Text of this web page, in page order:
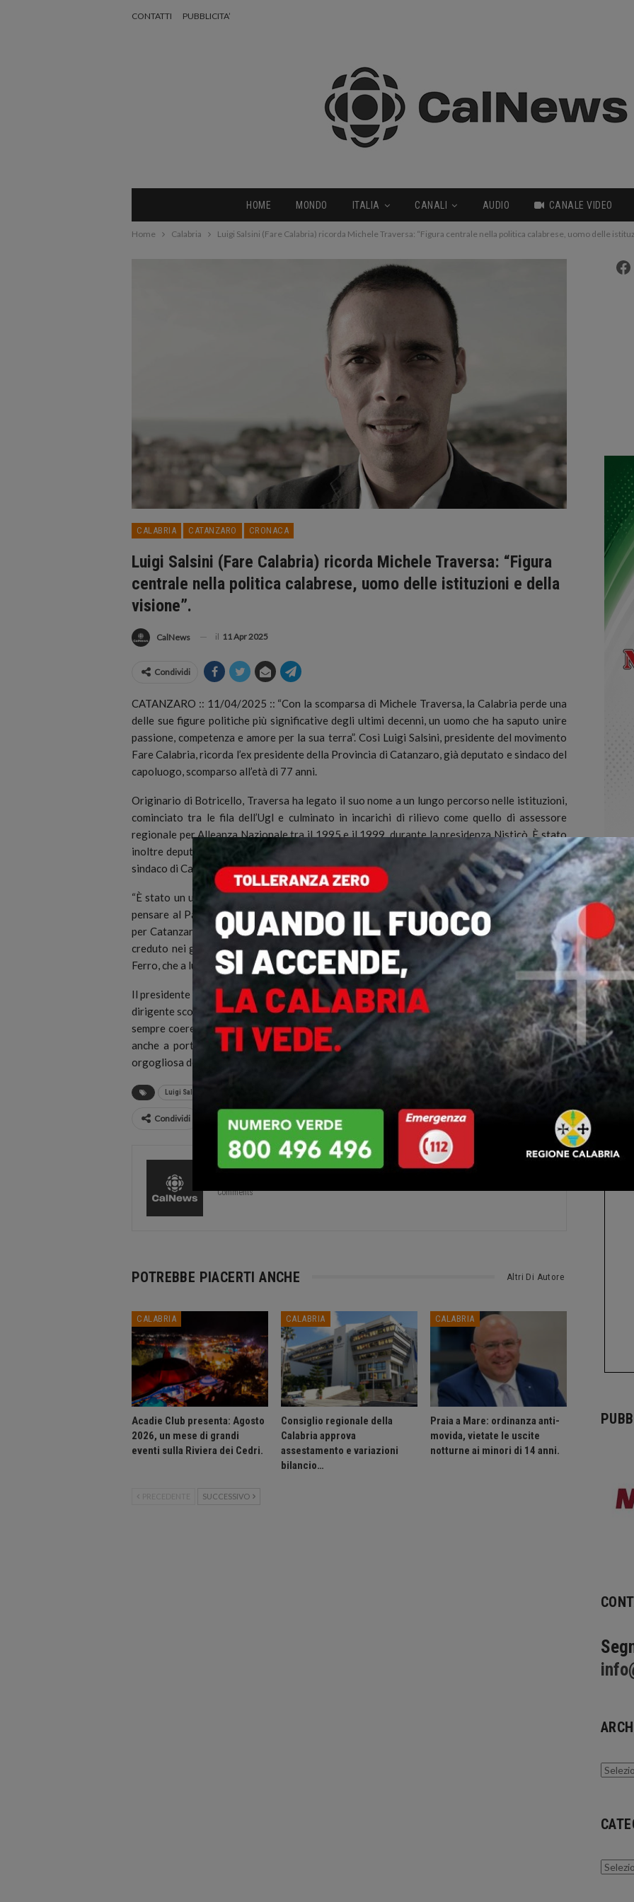
CONTATTI PUBBLICITA’
HOME MONDO ITALIA CANALI AUDIO CANALE VIDEO
Home Calabria Luigi Salsini (Fare Calabria) ricorda Michele Traversa: “Figura centrale nella politica calabrese, uomo delle
CALABRIA CATANZARO CRONACA
Luigi Salsini (Fare Calabria) ricorda Michele Traversa: “Figura
centrale nella politica calabrese, uomo delle istituzioni e della
visione”.
CalNews il 11 Apr 2025
Condividi
CATANZARO :: 11/04/2025 :: “Con la scomparsa di Michele Traversa, la Calabria perde una
delle sue figure politiche più significative degli ultimi decenni, un uomo che ha saputo unire
passione, competenza e amore per la sua terra”. Così Luigi Salsini, presidente del movimento
Fare Calabria, ricorda l’ex presidente della Provincia di Catanzaro, già deputato e sindaco del
capoluogo, scomparso all’età di 77 anni.
Originario di Botricello, Traversa ha legato il suo nome a un lungo percorso nelle istituzioni,
cominciato tra le fila dell’Ugl e culminato in incarichi di rilievo come quello di assessore
regionale per Alleanza Nazionale tra il 1995 e il 1999, durante la presidenza Nisticò. È stato
inoltre deputato e, seppur per un breve periodo tra il 2011 e il 2012, ha ricoperto la carica di
sindaco di Catanzaro.
“È stato un uomo delle istituzioni, capace di lasciare un’impronta concreta e duratura. Basti
pensare al Parco della Biodiversità Mediterranea, uno dei simboli più belli del suo impegno
per Catanzaro. Ma Traversa ha dato molto di più: ha formato una nuova classe dirigente, ha
creduto nei giovani, ha sostenuto percorsi come quello dell’attuale sottosegretaria Wanda
Ferro, che a lui deve molto del proprio percorso politico”, ha aggiunto Salsini.
Il presidente di Fare Calabria ha poi voluto sottolineare il valore umano oltre che politico del
dirigente scomparso: “Era un uomo di dialogo, capace di confrontarsi con tutti pur rimanendo
sempre coerente con i propri valori. La sua perdita ci addolora profondamente, ma ci sprona
anche a portare avanti, con lo stesso spirito, l’idea di una Calabria più forte, moderna e
orgogliosa della sua identità”.
Luigi Salsini
Condividi
CalNews 27585 Posts 0
Comments
POTREBBE PIACERTI ANCHE Altri Di Autore
CALABRIA
Acadie Club presenta: Agosto
2026, un mese di grandi
eventi sulla Riviera dei Cedri.
CALABRIA
Consiglio regionale della
Calabria approva
assestamento e variazioni
bilancio…
CALABRIA
Praia a Mare: ordinanza anti-
movida, vietate le uscite
notturne ai minori di 14 anni.
PRECEDENTE SUCCESSIVO
Archivi